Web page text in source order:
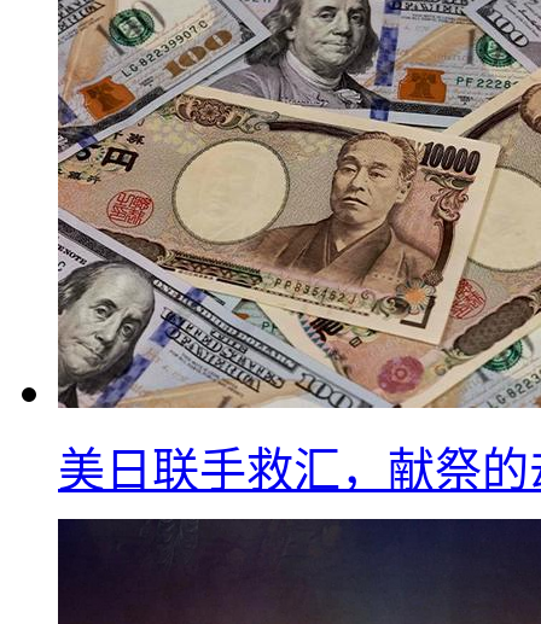
美日联手救汇，献祭